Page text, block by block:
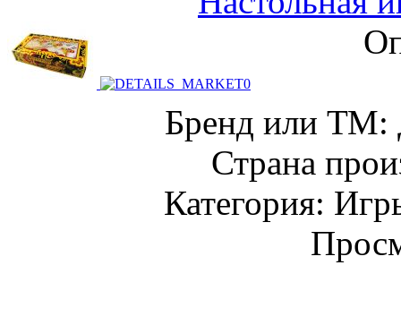
Бренд или ТМ:
Страна
Категория: